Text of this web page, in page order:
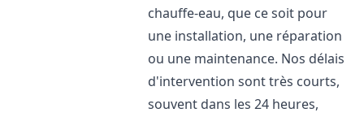
chauffe-eau, que ce soit pour
une installation, une réparation
ou une maintenance. Nos délais
d'intervention sont très courts,
souvent dans les 24 heures,